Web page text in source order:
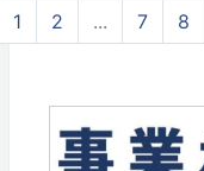
1 2 ... 7 8